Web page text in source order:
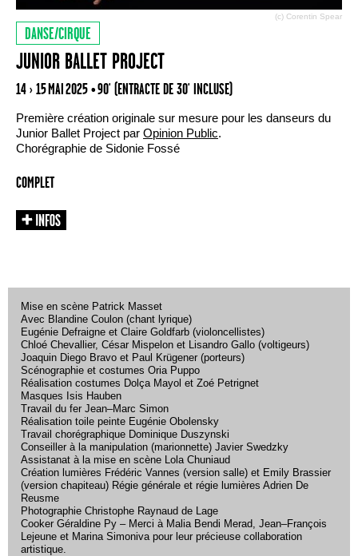
(c) Corentin Spear
DANSE/CIRQUE
JUNIOR BALLET PROJECT
14 › 15 MAI 2025 • 90' (ENTRACTE DE 30' INCLUSE)
Première création originale sur mesure pour les danseurs du
Junior Ballet Project par Opinion Public.
Chorégraphie de Sidonie Fossé
COMPLET
Mise en scène Patrick Masset
Avec Blandine Coulon (chant lyrique)
Eugénie Defraigne et Claire Goldfarb (violoncellistes)
Chloé Chevallier, César Mispelon et Lisandro Gallo (voltigeurs)
Joaquin Diego Bravo et Paul Krügener (porteurs)
Scénographie et costumes Oria Puppo
Réalisation costumes Dolça Mayol et Zoé Petrignet
Masques Isis Hauben
Travail du fer Jean–Marc Simon
Réalisation toile peinte Eugénie Obolensky
Travail chorégraphique Dominique Duszynski
Conseiller à la manipulation (marionnette) Javier Swedzky
Assistanat à la mise en scène Lola Chuniaud
Création lumières Frédéric Vannes (version salle) et Emily Brassier
(version chapiteau) Régie générale et régie lumières Adrien De
Reusme
Photographie Christophe Raynaud de Lage
Cooker Géraldine Py – Merci à Malia Bendi Merad, Jean–François
Lejeune et Marina Simoniva pour leur précieuse collaboration
artistique.